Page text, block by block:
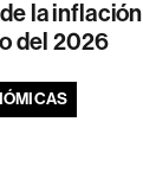
la inflación
del 2026